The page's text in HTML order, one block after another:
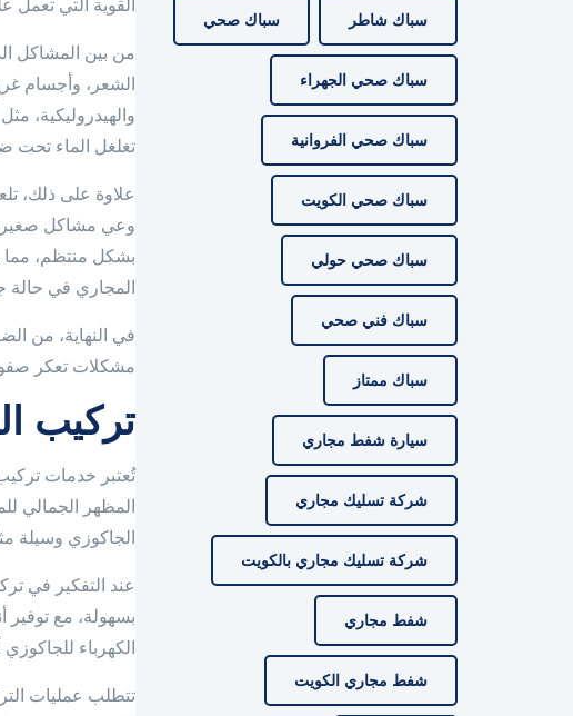
القوية التي
من بين المشاكل
الشعر، وأجسام
والهيدروليكية،
تغلغل الماء تحت
علاوة على ذلك،
وعي مشاكل صغيرة
بشكل منتظم، مما
المجاري في حالة
في النهاية، من
مشكلات تعكر صفو
تركيب
تُعتبر خدمات
المظهر الجمالي
الجاكوزي وسيلة
عند التفكير في
بسهولة، مع
الكهرباء
تتطلب عمليات
سباك شاطر سباك صحي
سباك صحي الجهراء
سباك صحي الفروانية
سباك صحي الكويت
سباك صحي حولي
سباك فني صحي
سباك ممتاز
سيارة شفط مجاري
شركة تسليك مجاري
شركة تسليك مجاري بالكويت
شفط مجاري
شفط مجاري الكويت